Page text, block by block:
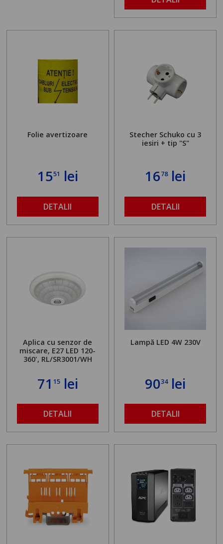
Folie avertizoare
1551 lei
DETALII
Stecher Schuko cu 3
iesiri + tip "S"
1678lei
DETALII
Aplica cu senzor de
miscare, E27 LED 120-
360', RL/SR3001/WH
71 15lei
DETALII
Lampă LED 4W 230V
9034lei
DETALII